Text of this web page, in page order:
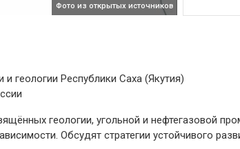
Фото из открытых источников
геологии Республики Саха (Якутия)
геологии, угольной и нефтегазовой
Обсудят стратегии устойчивого